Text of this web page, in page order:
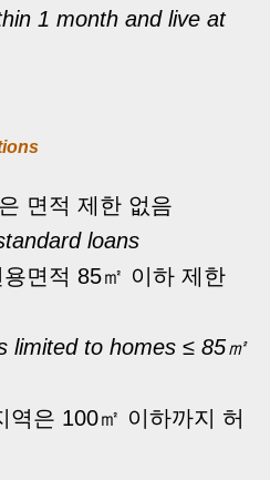
1 month and live at
면적 제한 없음
loans
면적 85㎡ 이하 제한
limited to homes ≤ 85㎡
역은 100㎡ 이하까지 허